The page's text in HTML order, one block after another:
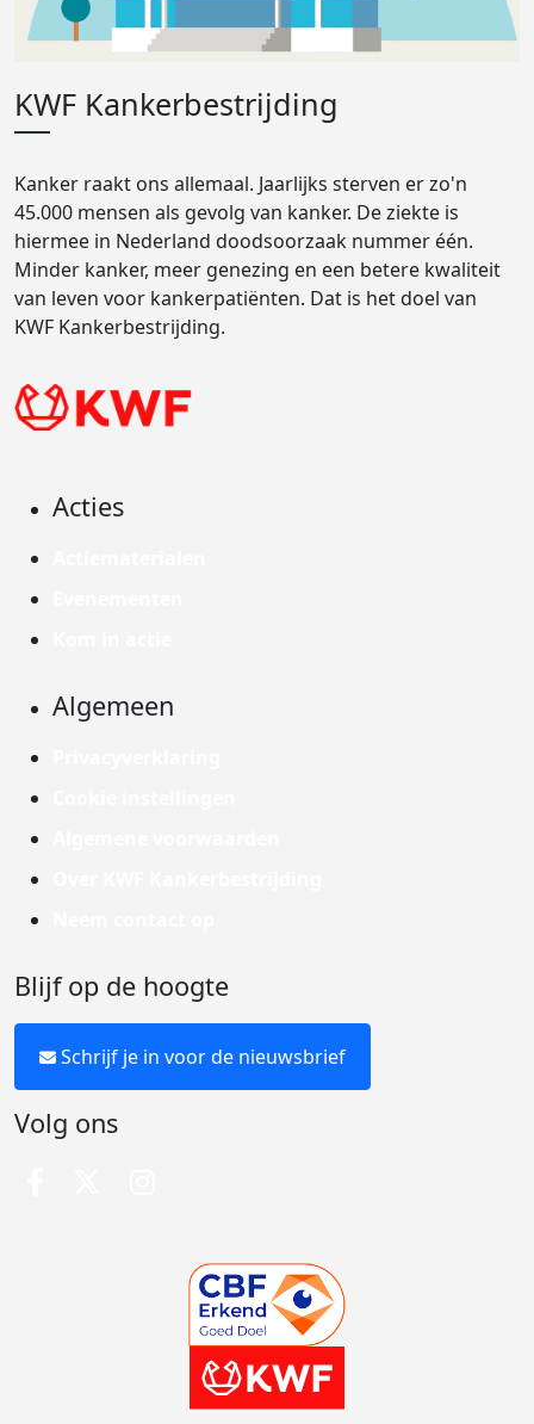
KWF Kankerbestrijding
Kanker raakt ons allemaal. Jaarlijks sterven er zo'n
45.000 mensen als gevolg van kanker. De ziekte is
hiermee in Nederland doodsoorzaak nummer één.
Minder kanker, meer genezing en een betere kwaliteit
van leven voor kankerpatiënten. Dat is het doel van
KWF Kankerbestrijding.
Acties
Algemeen
Blijf op de hoogte
Schrijf je in voor de nieuwsbrief
Volg ons